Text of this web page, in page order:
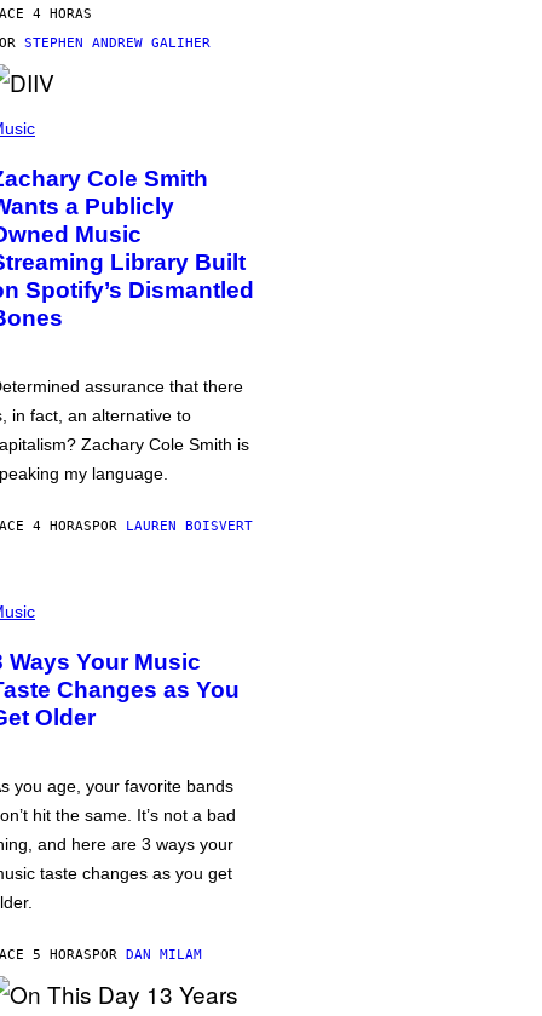
4 HORAS
STEPHEN ANDREW GALIHER
Cole Smith
a Publicly
Music
Library Built
Spotify’s Dismantled
assurance that there
in fact, an alternative to
Zachary Cole Smith is
my language.
4 HORASPOR LAUREN BOISVERT
Ways Your Music
Changes as You
Older
you age, your favorite bands
hit the same. It’s not a bad
and here are 3 ways your
taste changes as you get
5 HORASPOR DAN MILAM